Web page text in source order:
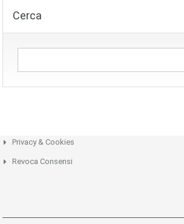
Cerca
Privacy & Cookies
Revoca Consensi